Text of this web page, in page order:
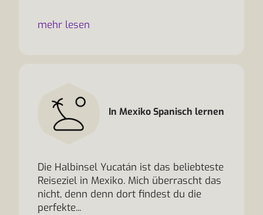
mehr lesen
In Mexiko Spanisch lernen
Die Halbinsel Yucatán ist das beliebteste
Reiseziel in Mexiko. Mich überrascht das
nicht, denn denn dort findest du die
perfekte...